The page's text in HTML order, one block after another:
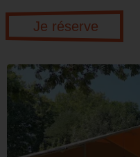
Je réserve